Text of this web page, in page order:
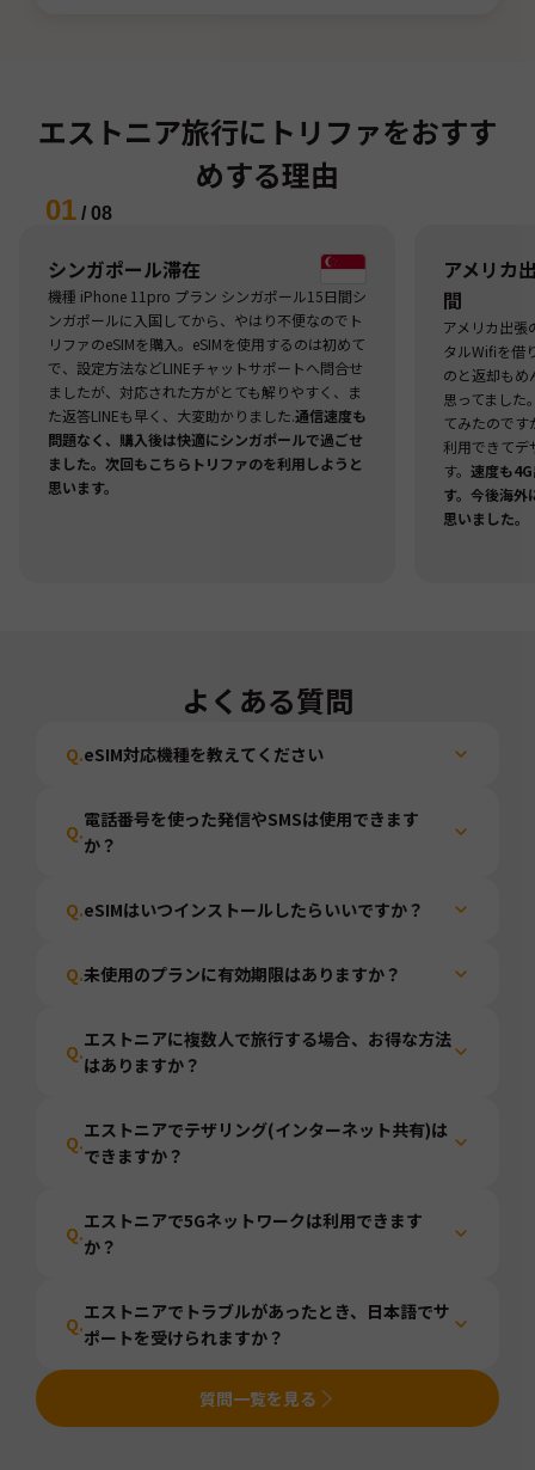
エストニア旅行にトリファをおすす
めする理由
01 / 08
シンガポール滞在
機種 iPhone 11pro プラン シンガポール15日間シ
ンガポールに入国してから、やはり不便なのでト
リファのeSIMを購入。eSIMを使用するのは初めて
で、設定方法などLINEチャットサポートへ問合せ
ましたが、対応された方がとても解りやすく、ま
た返答LINEも早く、大変助かりました.通信速度も
問題なく、購入後は快適にシンガポールで過ごせ
ました。次回もこちらトリファのを利用しようと
思います。
アメリカ
間
アメリカ出張
タルWifiを借
のと返却もめ
思ってまし
てみたのです
利用できてデ
す。 速度も
す。今後海外
思いました。
よくある質問
Q.eSIM対応機種を教えてください
Q.
電話番号を使った発信やSMSは使用できます
か？
Q.eSIMはいつインストールしたらいいですか？
Q.未使用のプランに有効期限はありますか？
Q.
エストニアに複数人で旅行する場合、お得な方法
はありますか？
Q.
エストニアでテザリング(インターネット共有)は
できますか？
Q.
エストニアで5Gネットワークは利用できます
か？
Q.
エストニアでトラブルがあったとき、日本語でサ
ポートを受けられますか？
質問一覧を見る